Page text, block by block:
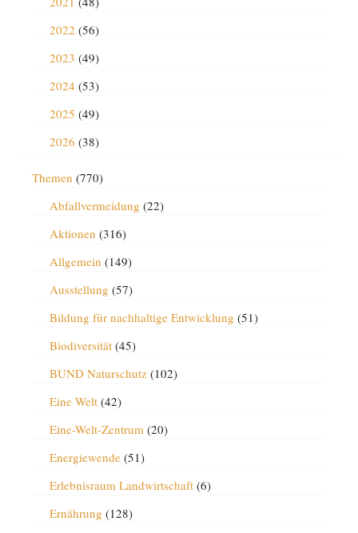
2022 (56)
2023 (49)
2024 (53)
2025 (49)
2026 (38)
Themen (770)
Abfallvermeidung (22)
Aktionen (316)
Allgemein (149)
Ausstellung (57)
Bildung für nachhaltige Entwicklung (51)
Biodiversität(45)
BUND Naturschutz(102)
Eine Welt(42)
Eine-Welt-Zentrum(20)
Energiewende(51)
Erlebnisraum Landwirtschaft(6)
Ernährung (128)